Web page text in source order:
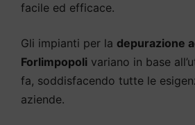
facile ed efficace.
Gli impianti per la depurazione
Forlimpopoli variano in base
fa, soddisfacendo tutte le
aziende.